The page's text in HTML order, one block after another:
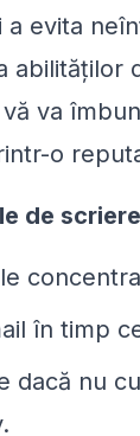
a evita
abilităților
va
o
de
în timp
dacă nu